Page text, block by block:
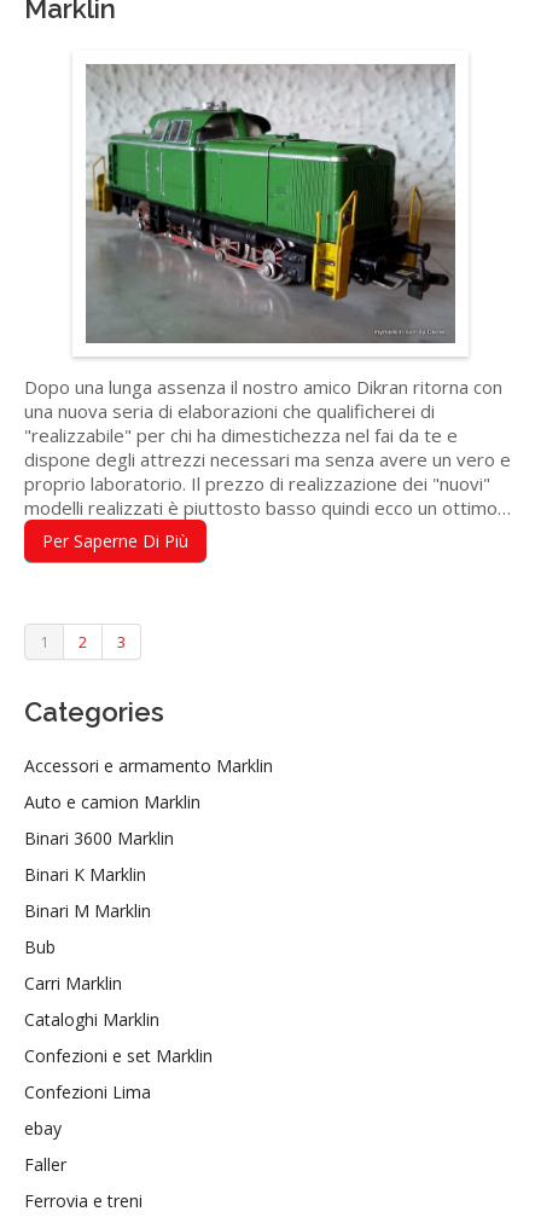
Marklin
Dopo una lunga assenza il nostro amico Dikran ritorna con
una nuova seria di elaborazioni che qualificherei di
"realizzabile" per chi ha dimestichezza nel fai da te e
dispone degli attrezzi necessari ma senza avere un vero e
proprio laboratorio. Il prezzo di realizzazione dei "nuovi"
modelli realizzati è piuttosto basso quindi ecco un ottimo…
Per Saperne Di Più
1 2 3
Categories
Accessori e armamento Marklin
Auto e camion Marklin
Binari 3600 Marklin
Binari K Marklin
Binari M Marklin
Bub
Carri Marklin
Cataloghi Marklin
Confezioni e set Marklin
Confezioni Lima
ebay
Faller
Ferrovia e treni